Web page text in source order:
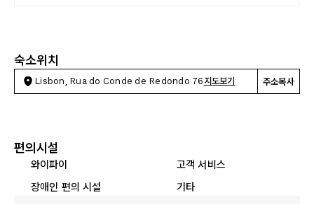
숙소위치
Lisbon, Rua do Conde de Redondo 76 지도보기 주소복사
편의시설
와이파이
고객 서비스
장애인 편의 시설
기타